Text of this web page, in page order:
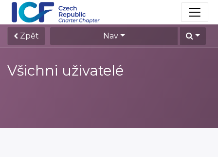
Zpět Nav
Všichni uživatelé